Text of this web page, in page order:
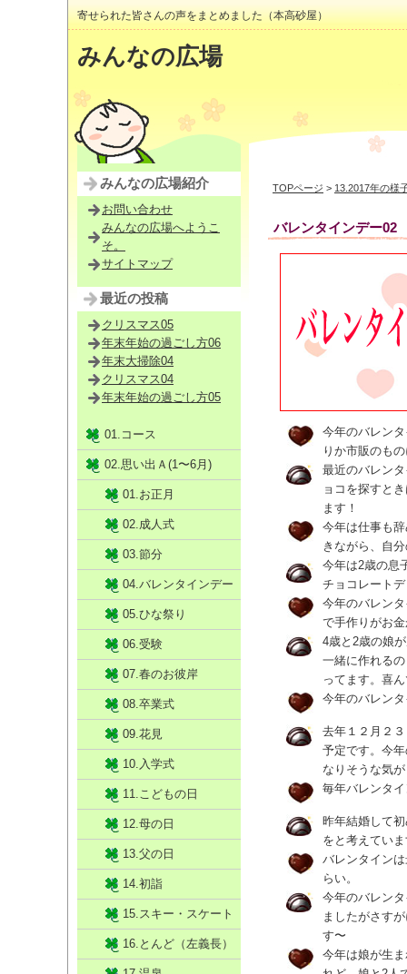
寄せられた皆さんの声をまとめました（本高砂屋）
みんなの広場
TOPページ > 13.2017年の様
バレンタインデー02
今年のバレン
りか市販のも
最近のバレン
ョコを探すと
ます！
今年は仕事も
きながら、自
今年は2歳の息
チョコレート
今年のバレン
で手作りがお
4歳と2歳の娘
一緒に作れる
ってます。喜
今年のバレン
去年１２月２
予定です。今
なりそうな気
毎年バレンタ
昨年結婚して
をと考えてい
バレンタイン
らい。
今年のバレン
ましたがさす
す〜
今年は娘が生
みんなの広場紹介
お問い合わせ
みんなの広場へようこ
そ。
サイトマップ
最近の投稿
クリスマス05
年末年始の過ごし方06
年末大掃除04
クリスマス04
年末年始の過ごし方05
01.コース
02.思い出Ａ(1〜6月)
01.お正月
02.成人式
03.節分
04.バレンタインデー
05.ひな祭り
06.受験
07.春のお彼岸
08.卒業式
09.花見
10.入学式
11.こどもの日
12.母の日
13.父の日
14.初詣
15.スキー・スケート
16.とんど（左義長）